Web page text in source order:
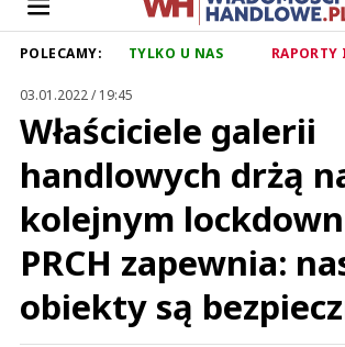
POLECAMY: TYLKO U NAS
03.01.2022 / 19:45
Właściciele galerii
handlowych drżą
kolejnym
PRCH zapewnia:
obiekty są